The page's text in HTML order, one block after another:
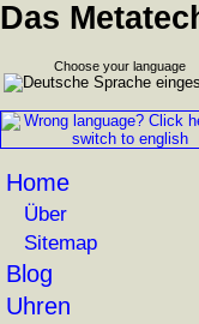
Das
Choose your language
Home
Über
Sitemap
Blog
Uhren